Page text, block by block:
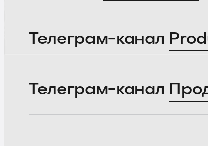
Телеграм-канал
Телеграм-канал